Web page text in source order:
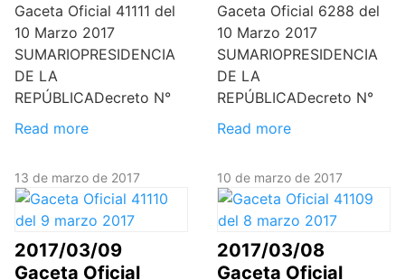
Gaceta Oficial 41111 del
10 Marzo 2017
SUMARIOPRESIDENCIA
DE LA
REPÚBLICADecreto N°
Read more
Gaceta Oficial 6288 del
10 Marzo 2017
SUMARIOPRESIDENCIA
DE LA
REPÚBLICADecreto N°
Read more
13 de marzo de 2017
2017/03/09
Gaceta Oficial
10 de marzo de 2017
2017/03/08
Gaceta Oficial